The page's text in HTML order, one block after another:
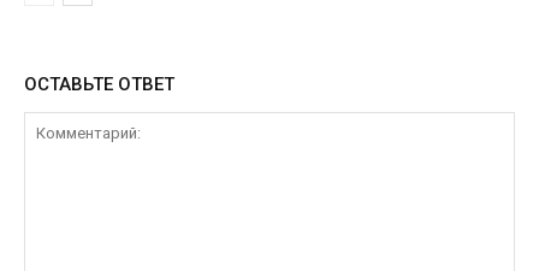
ОСТАВЬТЕ ОТВЕТ